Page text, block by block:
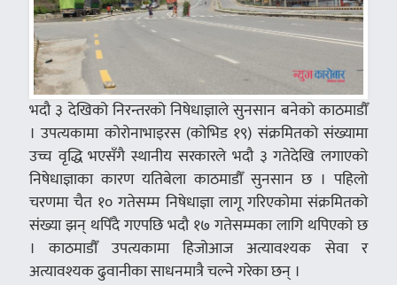
भदौ ३ देखिको निरन्तरको निषेधाज्ञाले सुनसान बनेको काठमाडौँ
। उपत्यकामा कोरोनाभाइरस (कोभिड १९) संक्रमितको संख्यामा
उच्च वृद्धि भएसँगै स्थानीय सरकारले भदौ ३ गतेदेखि लगाएको
निषेधाज्ञाका कारण यतिबेला काठमाडौँ सुनसान छ । पहिलो
चरणमा चैत १० गतेसम्म निषेधाज्ञा लागू गरिएकोमा संक्रमितको
संख्या झन् थपिँदै गएपछि भदौ १७ गतेसम्मका लागि थपिएको छ
। काठमाडौँ उपत्यकामा हिजोआज अत्यावश्यक सेवा र
अत्यावश्यक ढुवानीका साधनमात्रै चल्ने गरेका छन् ।